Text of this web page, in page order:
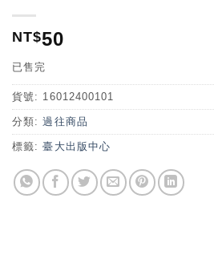
NT$50
已售完
貨號: 16012400101
分類:過往商品
標籤:臺大出版中心